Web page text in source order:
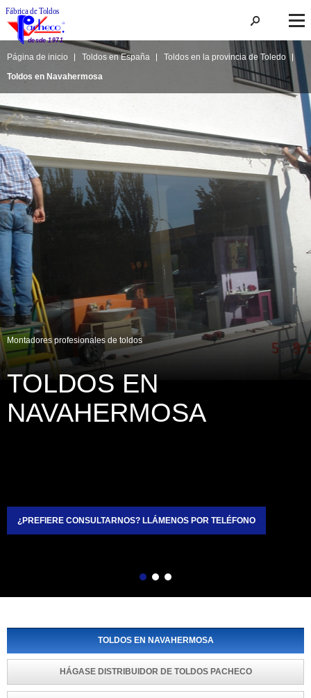
Página de inicio Toldos en España
Toldos en la provincia de Toledo
Toldos en Navahermosa
Montadores profesionales de toldos
TOLDOS EN
NAVAHERMOSA
¿PREFIERE CONSULTARNOS? LLÁMENOS POR TELÉFONO
Siguiente
TOLDOS EN NAVAHERMOSA
HÁGASE DISTRIBUIDOR DE TOLDOS PACHECO